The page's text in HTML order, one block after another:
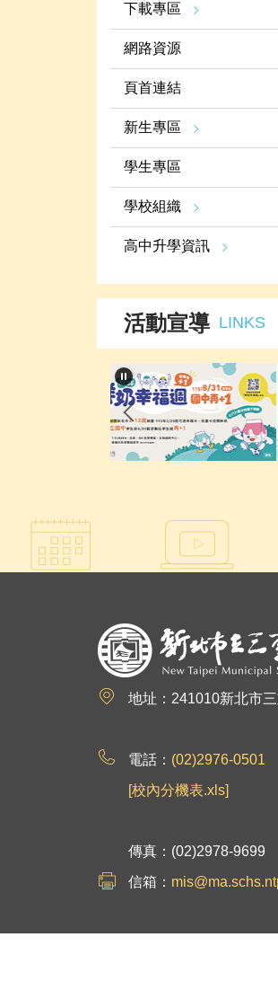
下載專區
網路資源
頁首連結
新生專區
學生專區
學校組織
高中升學資訊
活動宣導 LINKS
地址：241010新北市
電話： (02)2976-0501
[校內分機表.xls]
傳真：(02)2978-9699
信箱：